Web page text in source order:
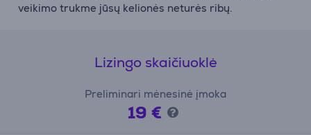
veikimo trukme jūsų kelionės neturės ribų.
Lizingo skaičiuoklė
Preliminari mėnesinė įmoka
19 €